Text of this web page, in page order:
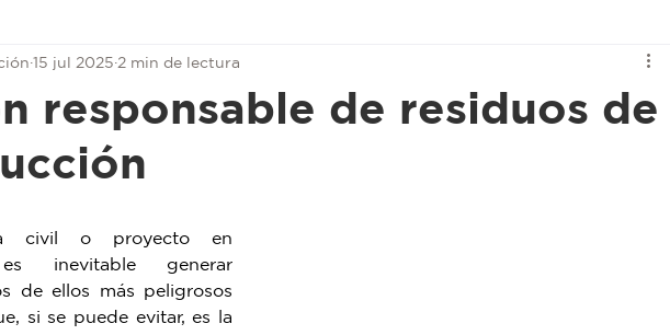
Madera Industrial
Tendencia de color
responsable de residuos de
15 jul 2025 2 min de lectura
estrellas.
civil o proyecto en
es inevitable generar
de ellos más peligrosos
si se puede evitar, es la